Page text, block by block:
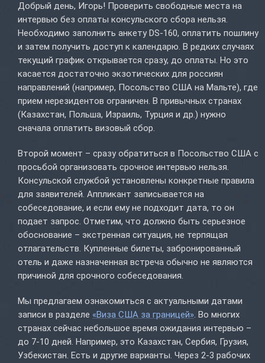
Добрый день, Игорь! Проверить свободные места на
интервью без оплаты консульского сбора нельзя.
Необходимо заполнить анкету DS-160, оплатить пошлину
и затем получить доступ к календарю. В редких случаях
текущий график открывается сразу, до оплаты. Но это
касается достаточно экзотических для россиян
направлений (например, Посольство США на Мальте), где
прием нерезидентов ограничен. В привычных странах
(Казахстан, Польша, Израиль, Турция и др.) нужно
сначала оплатить визовый сбор.
Второй момент – сразу обратиться в Посольство США с
просьбой организовать срочное интервью нельзя.
Консульской службой установлены конкретные правила
для заявителей. Аппликант записывается на
собеседование, и если ему не подходит дата, то он
подает запрос. Отметим, что должно быть серьезное
обоснование – экстренная ситуация, не терпящая
отлагательств. Купленные билеты, забронированный
отель и даже назначенная встреча обычно не являются
причиной для срочного собеседования.
Мы предлагаем ознакомиться с актуальными датами
записи в разделе «Виза США за границей». Во многих
странах сейчас небольшое время ожидания интервью –
до 7-10 дней. Например, это Казахстан, Сербия, Грузия,
Узбекистан. Есть и другие варианты. Через 2-3 рабочих